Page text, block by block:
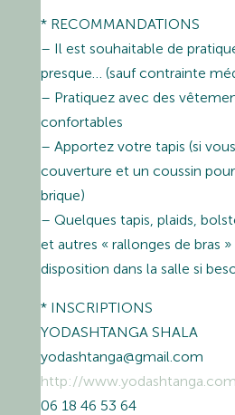
* RECOMMANDATIONS
– Il est souhaitable de
presque… (sauf contrainte
– Pratiquez avec des
confortables
– Apportez votre tapis (si
couverture et un coussin pour
brique)
– Quelques tapis, plaids,
et autres « rallonges de bras
disposition dans la salle si
* INSCRIPTIONS
YODASHTANGA SHALA
yodashtanga@gmail.com
http://
06 18 46 53 64